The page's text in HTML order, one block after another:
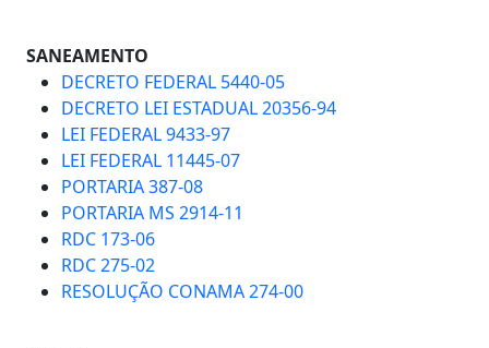
SANEAMENTO
DECRETO FEDERAL 5440-05
DECRETO LEI ESTADUAL 20356-94
LEI FEDERAL 9433-97
LEI FEDERAL 11445-07
PORTARIA 387-08
PORTARIA MS 2914-11
RDC 173-06
RDC 275-02
RESOLUÇÃO CONAMA 274-00